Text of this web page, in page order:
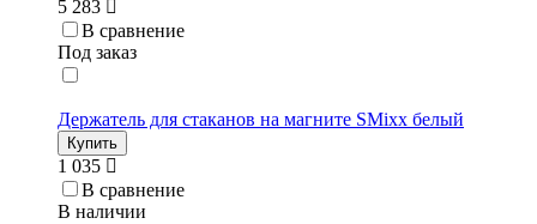
5 283
В сравнение
Под заказ
Держатель для стаканов на магните SMixx белый
Купить
1 035
В сравнение
В наличии